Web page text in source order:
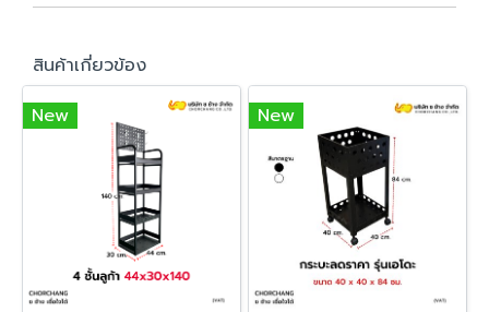
สินค้าเกี่ยวข้อง
New
New